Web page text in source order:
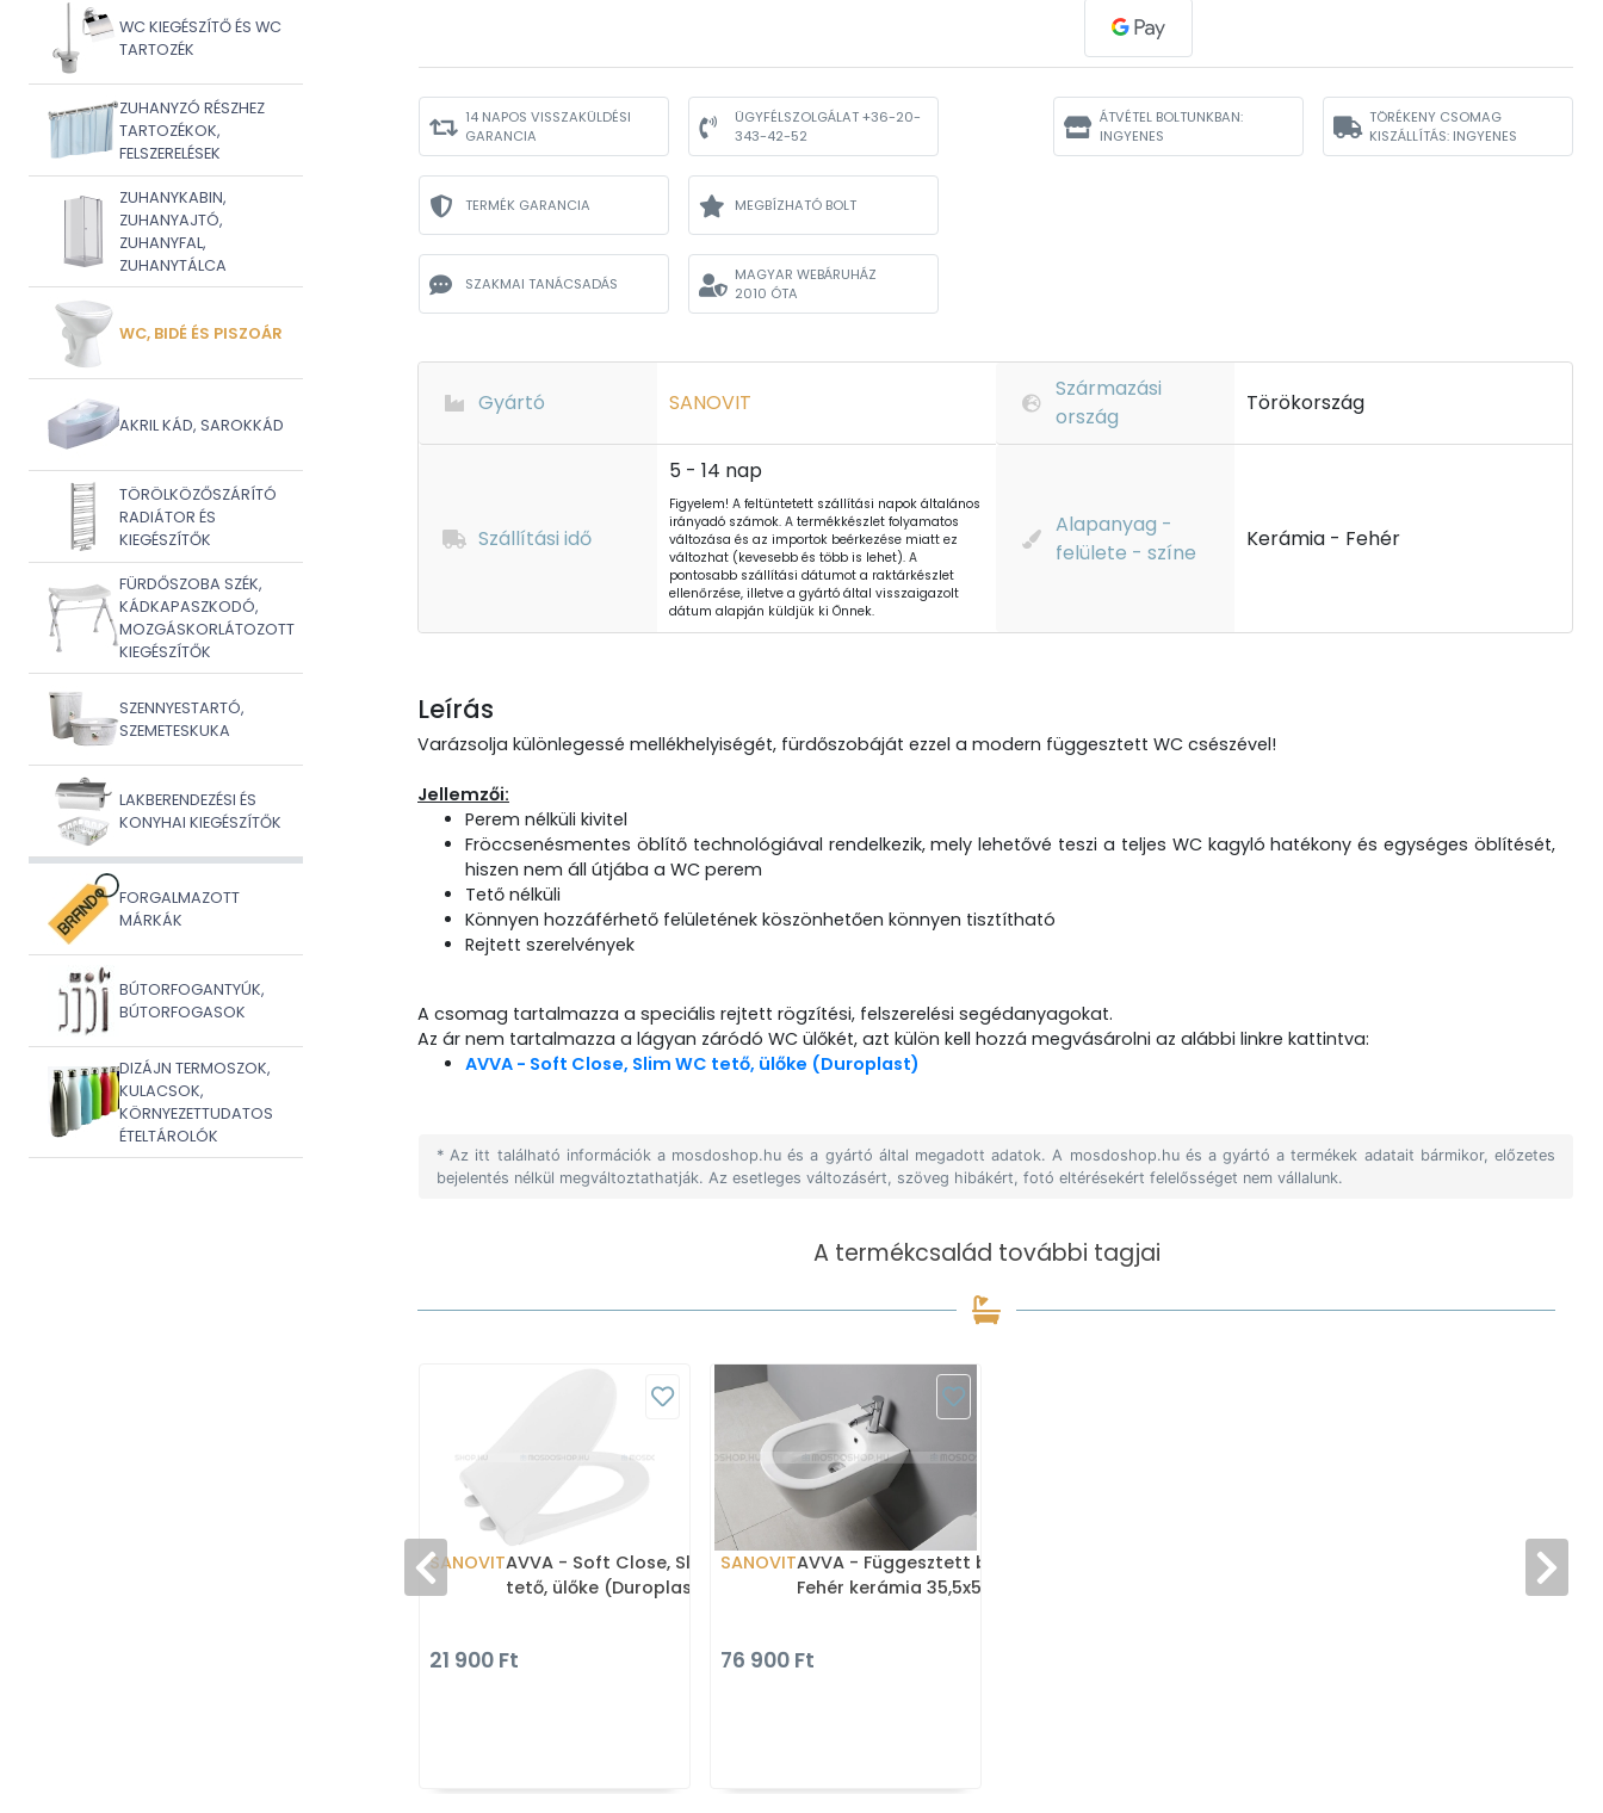
WC KIEGÉSZÍTŐ ÉS WC
TARTOZÉK
ZUHANYZÓ RÉSZHEZ
TARTOZÉKOK,
FELSZERELÉSEK
ZUHANYKABIN,
ZUHANYAJTÓ,
ZUHANYFAL,
ZUHANYTÁLCA
WC, BIDÉ ÉS PISZOÁR
AKRIL KÁD, SAROKKÁD
TÖRÖLKÖZŐSZÁRÍTÓ
RADIÁTOR ÉS
KIEGÉSZÍTŐK
FÜRDŐSZOBA SZÉK,
KÁDKAPASZKODÓ,
MOZGÁSKORLÁTOZOTT
KIEGÉSZÍTŐK
SZENNYESTARTÓ,
SZEMETESKUKA
LAKBERENDEZÉSI ÉS
KONYHAI KIEGÉSZÍTŐK
FORGALMAZOTT
MÁRKÁK
BÚTORFOGANTYÚK,
BÚTORFOGASOK
DIZÁJN TERMOSZOK,
KULACSOK,
KÖRNYEZETTUDATOS
ÉTELTÁROLÓK
14 NAPOS VISSZAKÜLDÉSI
GARANCIA
ÜGYFÉLSZOLGÁLAT +36-20-
343-42-52
TERMÉK GARANCIA MEGBÍZHATÓ BOLT
SZAKMAI TANÁCSADÁS
MAGYAR WEBÁRUHÁZ
2010 ÓTA
ÁTVÉTEL BOLTUNKBAN:
INGYENES
TÖRÉKENY CSOMAG
KISZÁLLÍTÁS: INGYENES
Gyártó SANOVIT
Származási
ország
Törökország
Szállítási idő
5 - 14 nap
Figyelem! A feltüntetett szállítási napok általános
irányadó számok. A termékkészlet folyamatos
változása és az importok beérkezése miatt ez
változhat (kevesebb és több is lehet). A
pontosabb szállítási dátumot a raktárkészlet
ellenőrzése, illetve a gyártó által visszaigazolt
dátum alapján küldjük ki Önnek.
Alapanyag -
felülete - színe
Kerámia - Fehér
Leírás
Varázsolja különlegessé mellékhelyiségét, fürdőszobáját ezzel a modern függesztett WC csészével!
Jellemzői:
Perem nélküli kivitel
Fröccsenésmentes öblítő technológiával rendelkezik, mely lehetővé teszi a teljes WC kagyló hatékony és egységes öblítését,
hiszen nem áll útjába a WC perem
Tető nélküli
Könnyen hozzáférhető felületének köszönhetően könnyen tisztítható
Rejtett szerelvények
A csomag tartalmazza a speciális rejtett rögzítési, felszerelési segédanyagokat.
Az ár nem tartalmazza a lágyan záródó WC ülőkét, azt külön kell hozzá megvásárolni az alábbi linkre kattintva:
AVVA - Soft Close, Slim WC tető, ülőke (Duroplast)
* Az itt található információk a mosdoshop.hu és a gyártó által megadott adatok. A mosdoshop.hu és a gyártó a termékek adatait bármikor, előzetes
bejelentés nélkül megváltoztathatják. Az esetleges változásért, szöveg hibákért, fotó eltérésekért felelősséget nem vállalunk.
A termékcsalád további tagjai
SANOVITAVVA - Soft Close, Slim WC
tető, ülőke (Duroplast)
21 900 Ft
SANOVITAVVA - Függesztett bidé -
Fehér kerámia 35,5x53cm
76 900 Ft